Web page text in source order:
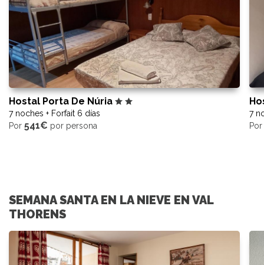
Hostal Porta De Núria
7 noches + Forfait 6 días
Por 541€ por persona
7
Por
SEMANA SANTA EN LA NIEVE EN VAL
THORENS